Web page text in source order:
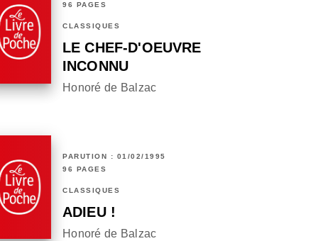
96 PAGES
CLASSIQUES
LE CHEF-D'OEUVRE
INCONNU
Honoré de Balzac
PARUTION : 01/02/1995
96 PAGES
CLASSIQUES
ADIEU !
Honoré de Balzac